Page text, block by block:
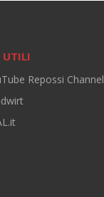
UTILI
Repossi Channel